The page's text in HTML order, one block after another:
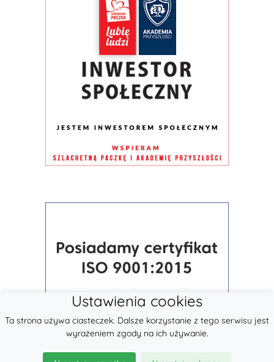
Ustawienia cookies
Ta strona używa ciasteczek. Dalsze korzystanie z tego serwisu jest
wyrażeniem zgody na ich używanie.